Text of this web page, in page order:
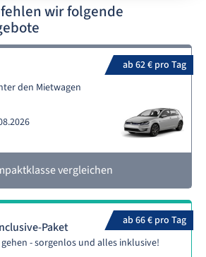
wir folgende
ab 62 € pro Tag
den Mietwagen
vergleichen
ab 66 € pro Tag
Paket
- sorgenlos und alles inklusive!